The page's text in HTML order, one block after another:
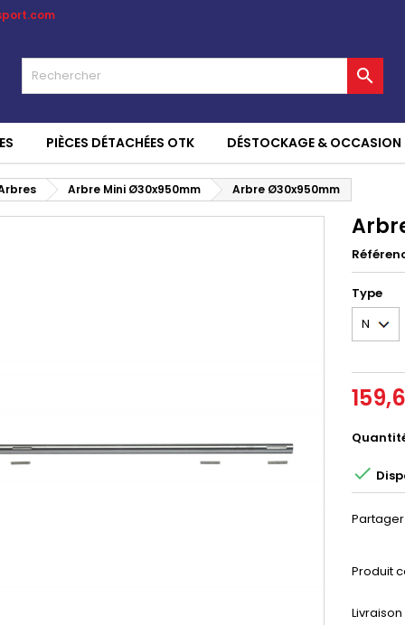

PIÈCES DÉTACHÉES OTK DÉSTOCKAGE & OCCASION
Arbre Mini Ø30x950mm Arbre Ø30x950mm
Type

Partager
Produit